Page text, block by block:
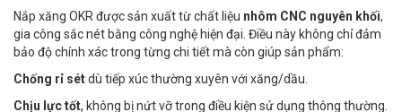
Nắp xăng OKR được sản xuất từ chất liệu nhôm CNC nguyên khối,
gia công sắc nét bằng công nghệ hiện đại. Điều này không chỉ đảm
bảo độ chính xác trong từng chi tiết mà còn giúp sản phẩm:
Chống rỉ sétdù tiếp xúc thường xuyên với xăng/dầu.
Chịu lực tốt, không bị nứt vỡ trong điều kiện sử dụng thông thường.